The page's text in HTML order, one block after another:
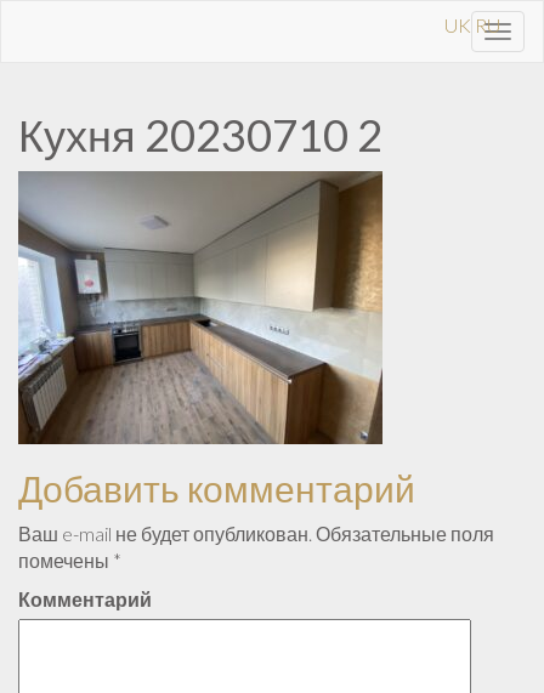
Кухня 20230710 2
Добавить комментарий
Ваш e-mail не будет опубликован. Обязательные поля
помечены *
Комментарий
UK RU